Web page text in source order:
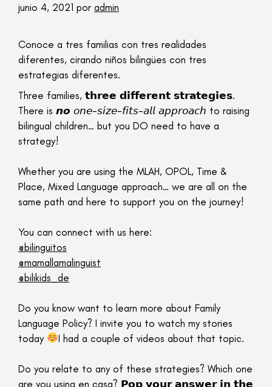
junio 4, 2021 por admin
Conoce a tres familias con tres realidades
diferentes, cirando niños bilingües con tres
estrategias diferentes.
Three families, 𝘁𝗵𝗿𝗲𝗲 𝗱𝗶𝗳𝗳𝗲𝗿𝗲𝗻𝘁 𝘀𝘁𝗿𝗮𝘁𝗲𝗴𝗶𝗲𝘀.
There is 𝙣𝙤 𝘰𝘯𝘦-𝘴𝘪𝘻𝘦-𝘧𝘪𝘵𝘴-𝘢𝘭𝘭 𝘢𝘱𝘱𝘳𝘰𝘢𝘤𝘩 to raising
bilingual children… but you DO need to have a
strategy!
Whether you are using the MLAH, OPOL, Time &
Place, Mixed Language approach… we are all on the
same path and here to support you on the journey!
You can connect with us here:
@bilinguitos
@mamallamalinguist
@bilikids_de
Do you know want to learn more about Family
Language Policy? I invite you to watch my stories
today
I had a couple of videos about that topic.
Do you relate to any of these strategies? Which one
are you using en casa? 𝗣𝗼𝗽 𝘆𝗼𝘂𝗿 𝗮𝗻𝘀𝘄𝗲𝗿 𝗶𝗻 𝘁𝗵𝗲